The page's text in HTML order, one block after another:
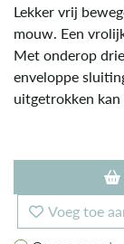
Lekker vrij
mouw. Een
Met onderop
enveloppe
uitgetrokken
Voeg toe